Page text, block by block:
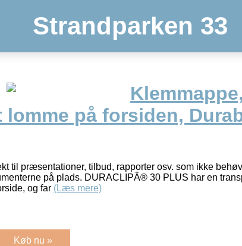
Strandparken 33
lomme på forsiden,
til præsentationer, tilbud, rapporter osv. som ikke
på plads. DURACLIPÂ® 30 PLUS har en
og far (Læs mere)
Køb nu »